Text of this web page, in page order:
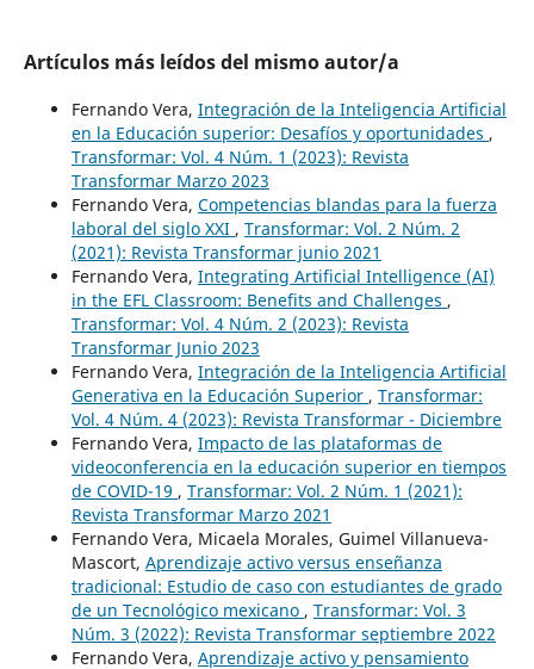
Artículos más leídos del mismo autor/a
Fernando Vera, Integración de la Inteligencia Artificial
en la Educación superior: Desafíos y oportunidades ,
Transformar: Vol. 4 Núm. 1 (2023): Revista
Transformar Marzo 2023
Fernando Vera, Competencias blandas para la fuerza
laboral del siglo XXI , Transformar: Vol. 2 Núm. 2
(2021): Revista Transformar junio 2021
Fernando Vera, Integrating Artificial Intelligence (AI)
in the EFL Classroom: Benefits and Challenges ,
Transformar: Vol. 4 Núm. 2 (2023): Revista
Transformar Junio 2023
Fernando Vera, Integración de la Inteligencia Artificial
Generativa en la Educación Superior , Transformar:
Vol. 4 Núm. 4 (2023): Revista Transformar - Diciembre
Fernando Vera, Impacto de las plataformas de
videoconferencia en la educación superior en tiempos
de COVID-19 , Transformar: Vol. 2 Núm. 1 (2021):
Revista Transformar Marzo 2021
Fernando Vera, Micaela Morales, Guimel Villanueva-
Mascort, Aprendizaje activo versus enseñanza
tradicional: Estudio de caso con estudiantes de grado
de un Tecnológico mexicano , Transformar: Vol. 3
Núm. 3 (2022): Revista Transformar septiembre 2022
Fernando Vera, Aprendizaje activo y pensamiento